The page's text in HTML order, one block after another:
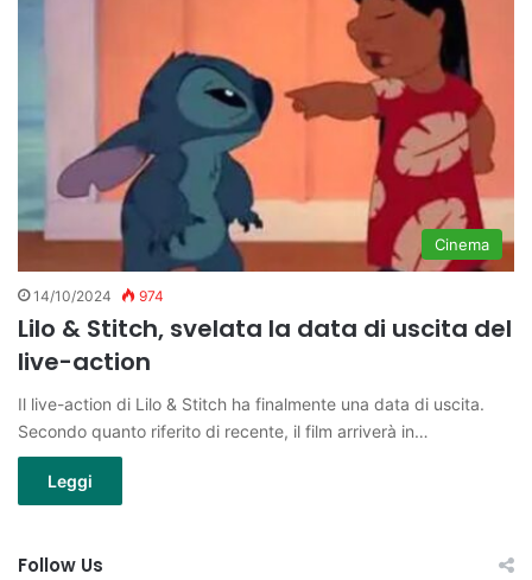
Cinema
14/10/2024 974
Lilo & Stitch, svelata la data di uscita del
live-action
Il live-action di Lilo & Stitch ha finalmente una data di uscita.
Secondo quanto riferito di recente, il film arriverà in…
Leggi
Follow Us